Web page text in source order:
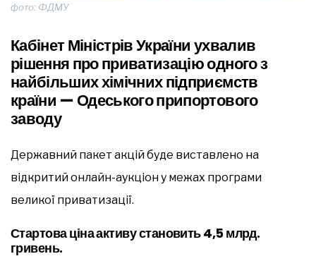
фото: ФДМУ
Кабінет Міністрів України ухвалив
рішення про приватизацію одного з
найбільших хімічних підприємств
країни — Одеського припортового
заводу
Державний пакет акцій буде виставлено на
відкритий онлайн-аукціон у межах програми
великої приватизації.
Стартова ціна активу становить 4,5 млрд.
гривень.